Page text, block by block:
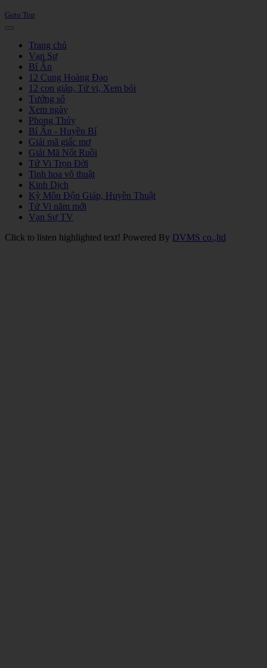
Goto Top
Trang chủ
Vạn Sự
Bí Ẩn
12 Cung Hoàng Đạo
12 con giáp, Tử vi, Xem bói
Tướng số
Xem ngày
Phong Thủy
Bí Ẩn - Huyền Bí
Giải mã giấc mơ
Giải Mã Nốt Ruồi
Tử Vi Trọn Đời
Tinh hoa võ thuật
Kinh Dịch
Kỳ Môn Độn Giáp, Huyền Thuật
Tử Vi năm mới
Vạn Sự TV
Click to listen highlighted text! Powered By DVMS co.,ltd